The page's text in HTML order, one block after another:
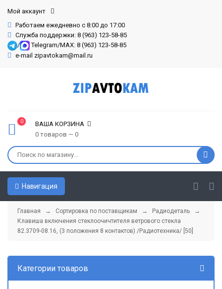
Мой аккаунт
Работаем ежедневно с 8:00 до 17:00
Служба поддержки: 8 (963) 123-58-85
/
Telegram/MAX: 8 (963) 123-58-85
e-mail zipavtokam@mail.ru
0
ВАША КОРЗИНА
0 товаров — 0
Навигация
Главная → Сортировка по поставщикам → Радиодеталь
→
Клавиша включения стеклоочичтителя ветрового стекла
82.3709-08.16, (3 положения 8 контактов) /Радиотехника/ [50]
Категории товаров